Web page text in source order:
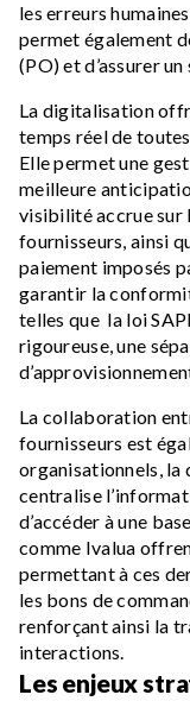
les erreurs
permet également
(PO) et d’assurer
La digitalisation
temps réel de
Elle permet une
meilleure
visibilité accrue sur
fournisseurs, ainsi
paiement imposés
garantir la
telles que la loi
rigoureuse, une
La collaboration
fournisseurs est
organisationnels, la
centralise
d’accéder à une
comme Ivalua
permettant à ces
les bons de
renforçant ainsi la
interactions.
Les enjeux